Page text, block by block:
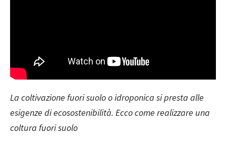
La coltivazione fuori suolo o idroponica si presta alle
esigenze di ecosostenibilità. Ecco come realizzare una
coltura fuori suolo